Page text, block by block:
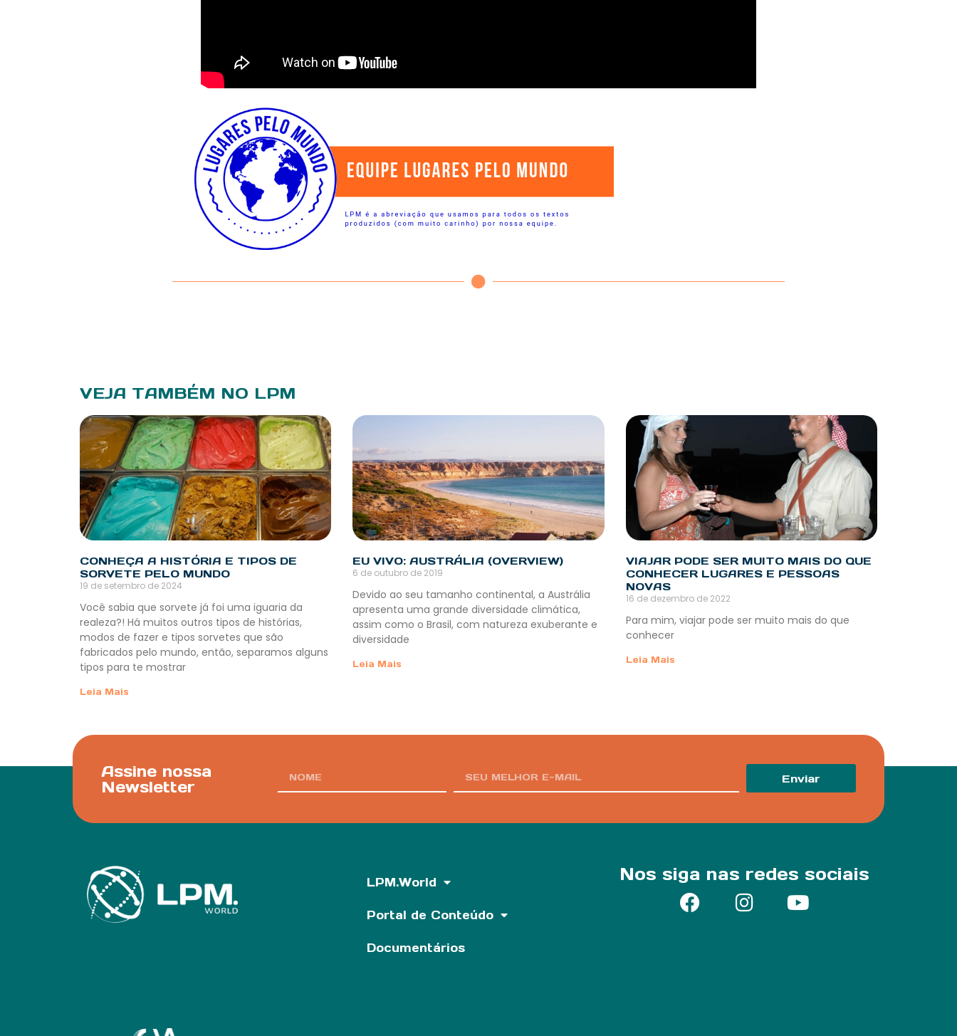
VEJA TAMBÉM NO LPM
CONHEÇA A HISTÓRIA E TIPOS DE
SORVETE PELO MUNDO
19 de setembro de 2024
Você sabia que sorvete já foi uma iguaria da
realeza?! Há muitos outros tipos de histórias,
modos de fazer e tipos sorvetes que são
fabricados pelo mundo, então, separamos alguns
tipos para te mostrar
Leia Mais
EU VIVO: AUSTRÁLIA (OVERVIEW)
6 de outubro de 2019
Devido ao seu tamanho continental, a Austrália
apresenta uma grande diversidade climática,
assim como o Brasil, com natureza exuberante e
diversidade
Leia Mais
VIAJAR PODE SER MUITO MAIS DO QUE
CONHECER LUGARES E PESSOAS
NOVAS
16 de dezembro de 2022
Para mim, viajar pode ser muito mais do que
conhecer
Leia Mais
Assine nossa
Newsletter Enviar
LPM.World
Portal de Conteúdo
Documentários
Nos siga nas redes sociais